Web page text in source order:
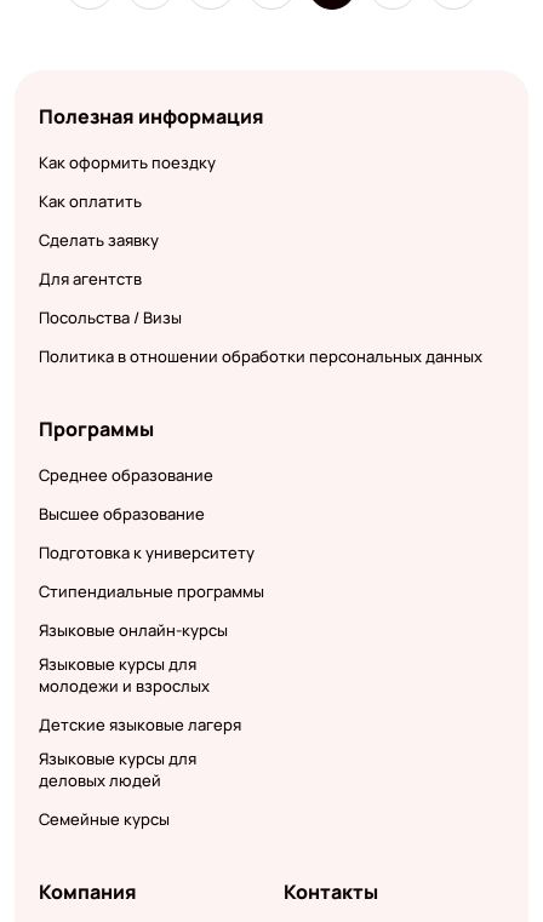
Полезная информация
Как оформить поездку
Как оплатить
Сделать заявку
Для агентств
Посольства / Визы
Политика в отношении обработки персональных данных
Программы
Среднее образование
Высшее образование
Подготовка к университету
Стипендиальные программы
Языковые онлайн-курсы
Языковые курсы для
молодежи и взрослых
Детские языковые лагеря
Языковые курсы для
деловых людей
Семейные курсы
Компания Контакты